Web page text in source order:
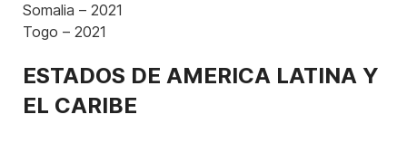
Somalia – 2021
Togo – 2021
ESTADOS DE AMERICA LATINA Y
EL CARIBE